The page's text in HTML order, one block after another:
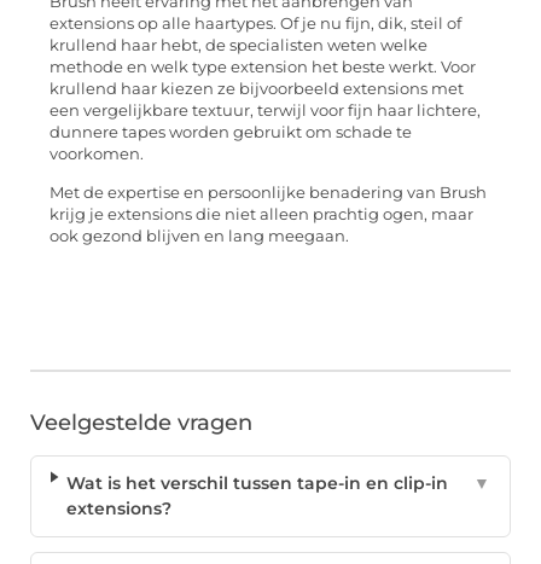
extensions op alle haartypes. Of je nu fijn, dik, steil of
krullend haar hebt, de specialisten weten welke
methode en welk type extension het beste werkt. Voor
krullend haar kiezen ze bijvoorbeeld extensions met
een vergelijkbare textuur, terwijl voor fijn haar lichtere,
dunnere tapes worden gebruikt om schade te
voorkomen.
Met de expertise en persoonlijke benadering van Brush
krijg je extensions die niet alleen prachtig ogen, maar
ook gezond blijven en lang meegaan.
Veelgestelde vragen
Wat is het verschil tussen tape-in en clip-in
extensions?
▼